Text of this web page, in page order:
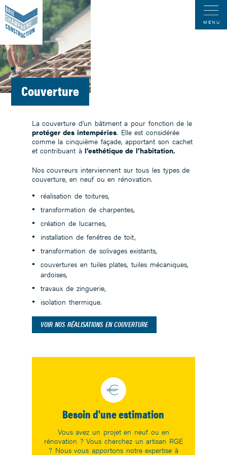
MENU
Couverture
La couverture d’un bâtiment a pour fonction de le
protéger des intempéries. Elle est considérée
comme la cinquième façade, apportant son cachet
et contribuant à l’esthétique de l’habitation.
Nos couvreurs interviennent sur tous les types de
couverture, en neuf ou en rénovation.
réalisation de toitures,
transformation de charpentes,
création de lucarnes,
installation de fenêtres de toit,
transformation de solivages existants,
couvertures en tuiles plates, tuiles mécaniques,
ardoises,
travaux de zinguerie,
isolation thermique.
VOIR NOS RÉALISATIONS EN COUVERTURE
Besoin d'une estimation
Vous avez un projet en neuf ou en
rénovation ? Vous cherchez un artisan RGE
? Nous vous apportons notre expertise à